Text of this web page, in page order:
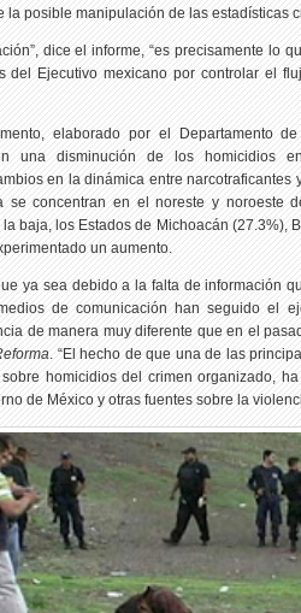
la posible manipulación de las estadísticas
dice el informe, “es precisamente lo
del Ejecutivo mexicano por controlar el
elaborado por el Departamento
una disminución de los
en la dinámica entre
se concentran en el noreste y noroeste
baja, los Estados de Michoacán (27.3%),
un aumento.
ya sea debido a la falta de información
de comunicación han seguido el
de manera muy diferente que en el
. “El hecho de que una de las
homicidios del crimen organizado,
de México y otras fuentes sobre la